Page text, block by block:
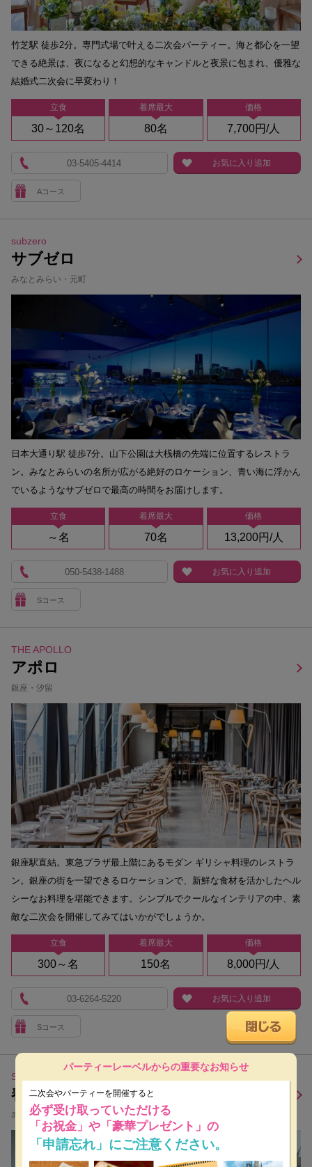
立食
30～120名
着席最大
80名
価格
7,700円/人
竹芝駅 徒歩2分。専門式場で叶える二次会パーティー。海と都心を一望
できる絶景は、夜になると幻想的なキャンドルと夜景に包まれ、優雅な
結婚式二次会に早変わり！
Aコース
03-5405-4414 お気に入り追加
subzero
サブゼロ
みなとみらい・元町
立食
～名
着席最大
70名
価格
13,200円/人
日本大通り駅 徒歩7分。山下公園は大桟橋の先端に位置するレストラ
ン。みなとみらいの名所が広がる絶好のロケーション、青い海に浮かん
でいるようなサブゼロで最高の時間をお届けします。
Sコース
050-5438-1488 お気に入り追加
THE APOLLO
アポロ
銀座・汐留
立食
300～名
着席最大
150名
価格
8,000円/人
銀座駅直結。東急プラザ最上階にあるモダン ギリシャ料理のレストラ
ン。銀座の街を一望できるロケーションで、新鮮な食材を活かしたヘル
シーなお料理を堪能できます。シンプルでクールなインテリアの中、素
敵な二次会を開催してみてはいかがでしょうか。
Sコース
03-6264-5220 お気に入り追加
SHUNJU
春秋 溜池山王店
赤坂・溜池山王
パーティーレーベルからの重要なお知らせ
二次会やパーティーを開催すると
必ず受け取っていただける
「お祝金」や「豪華プレゼント」の
「申請忘れ」にご注意ください。